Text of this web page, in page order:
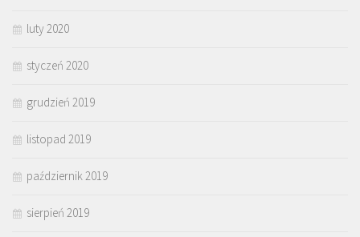
luty 2020
styczeń 2020
grudzień 2019
listopad 2019
październik 2019
sierpień 2019